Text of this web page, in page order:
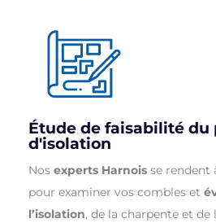
Étude de faisabilité du
d'isolation
Nos experts Harnois se rendent
pour examiner vos combles et
l’isolation, de la charpente et